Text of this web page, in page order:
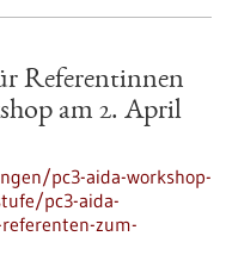
Referentinnen
am 2. April
pc3-aida-workshop-
pc3-aida-
zum-